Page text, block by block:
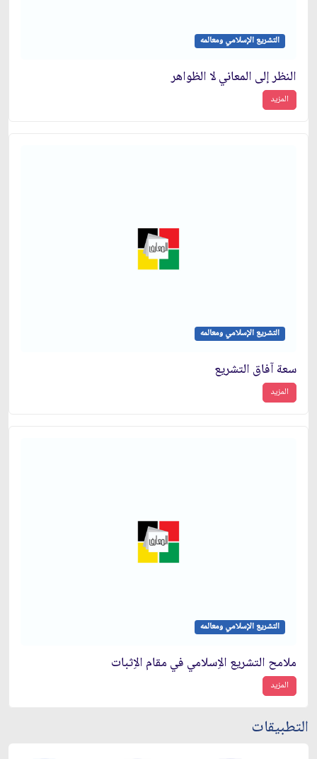
التشريع الإسلامي ومعالمه
النظر إلى المعاني لا الظواهر
المزيد
التشريع الإسلامي ومعالمه
سعة آفاق التشريع
المزيد
التشريع الإسلامي ومعالمه
ملامح التشريع الاِسلامي في مقام الاِثبات
المزيد
التطبيقات